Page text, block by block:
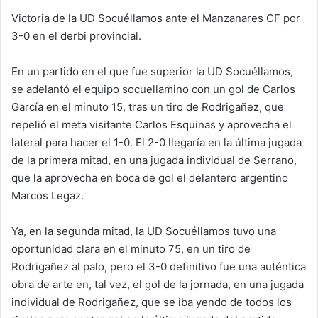
Victoria de la UD Socuéllamos ante el Manzanares CF por
3-0 en el derbi provincial.
En un partido en el que fue superior la UD Socuéllamos,
se adelantó el equipo socuellamino con un gol de Carlos
García en el minuto 15, tras un tiro de Rodrigañez, que
repelió el meta visitante Carlos Esquinas y aprovecha el
lateral para hacer el 1-0. El 2-0 llegaría en la última jugada
de la primera mitad, en una jugada individual de Serrano,
que la aprovecha en boca de gol el delantero argentino
Marcos Legaz.
Ya, en la segunda mitad, la UD Socuéllamos tuvo una
oportunidad clara en el minuto 75, en un tiro de
Rodrigañez al palo, pero el 3-0 definitivo fue una auténtica
obra de arte en, tal vez, el gol de la jornada, en una jugada
individual de Rodrigañez, que se iba yendo de todos los